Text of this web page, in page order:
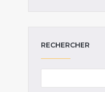
RECHERCHER